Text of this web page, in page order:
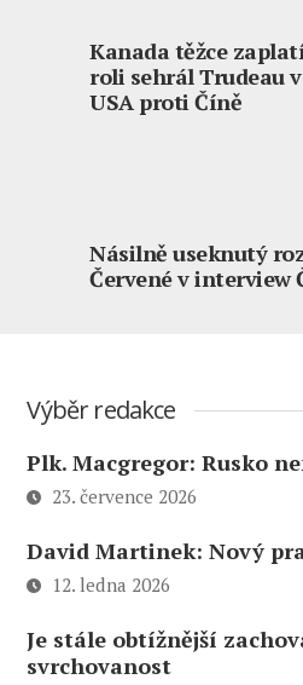
Kanada těžce
roli sehrál Trudeau
USA proti Číně
Násilně useknutý
Červené v interview
Výběr redakce
Plk. Macgregor: Rusko
23. července 2026
David Martinek: Nový
12. ledna 2026
Je stále obtížnější
svrchovanost